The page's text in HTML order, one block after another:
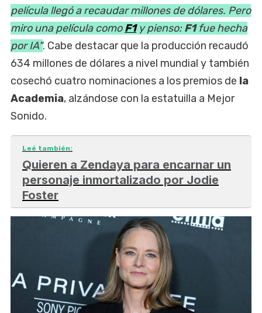
película llegó a recaudar millones de dólares. Pero
miro una película comoF1 y pienso:F1fue hecha
por IA". Cabe destacar que la producción recaudó
634 millones de dólares a nivel mundial y también
cosechó cuatro nominaciones a los premios de la
Academia, alzándose con la estatuilla a Mejor
Sonido.
Leé también:
Quieren a Zendaya para encarnar un
personaje inmortalizado por Jodie
Foster